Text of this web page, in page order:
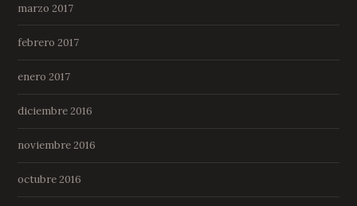
marzo 2017
febrero 2017
enero 2017
diciembre 2016
noviembre 2016
octubre 2016